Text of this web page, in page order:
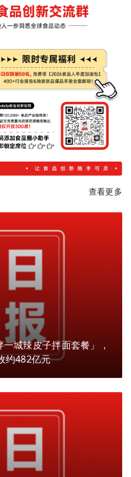
查看更多
城辣皮子拌面套餐」，
约482亿元